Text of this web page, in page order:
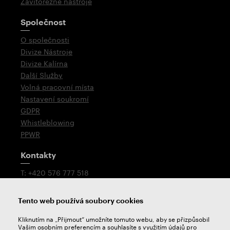
Společnost
O společnosti
Divize Nástroje
Divize Kalírna
Další Služby
Volná pracovní místa
Nastavení soukromí
GDPR
Whistleblowing
PPWR
Kontakty
T: +420 576 777 518
Technologická podpora
Petr Mikulášek
Tento web používá soubory cookies
Kliknutím na „Přijmout“ umožníte tomuto webu, aby se přizpůsobil
Vašim osobním preferencím a souhlasíte s využitím údajů pro